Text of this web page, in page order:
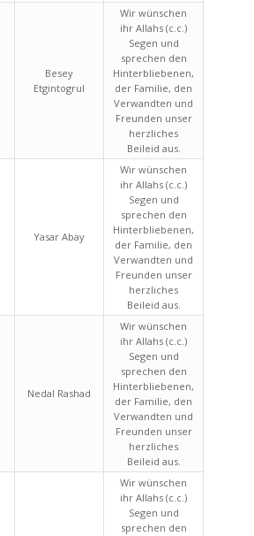
Besey
Etgintogrul
Wir wünschen
ihr Allahs (c.c.)
Segen und
sprechen den
Hinterbliebenen,
der Familie, den
Verwandten und
Freunden unser
herzliches
Beileid aus.
Yasar Abay
Wir wünschen
ihr Allahs (c.c.)
Segen und
sprechen den
Hinterbliebenen,
der Familie, den
Verwandten und
Freunden unser
herzliches
Beileid aus.
Nedal Rashad
Wir wünschen
ihr Allahs (c.c.)
Segen und
sprechen den
Hinterbliebenen,
der Familie, den
Verwandten und
Freunden unser
herzliches
Beileid aus.
Wir wünschen
ihr Allahs (c.c.)
Segen und
sprechen den